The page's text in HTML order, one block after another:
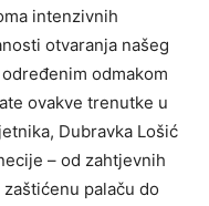
intenzivnih
otvaranja našeg
odmakom
ovakve trenutke u
Dubravka Lošić
– od zahtjevnih
palaču do